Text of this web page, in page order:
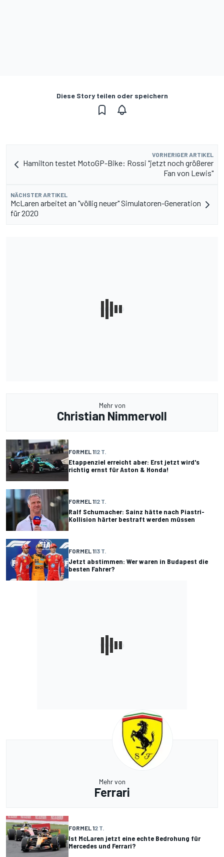
Diese Story teilen oder speichern
VORHERIGER ARTIKEL
Hamilton testet MotoGP-Bike: Rossi "jetzt noch größerer
Fan von Lewis"
NÄCHSTER ARTIKEL
McLaren arbeitet an "völlig neuer" Simulatoren-Generation
für 2020
Mehr von
Christian Nimmervoll
FORMEL 112 T.
Etappenziel erreicht aber: Erst jetzt wird's
richtig ernst für Aston & Honda!
FORMEL 112 T.
Ralf Schumacher: Sainz hätte nach Piastri-
Kollision härter bestraft werden müssen
FORMEL 113 T.
Jetzt abstimmen: Wer waren in Budapest die
besten Fahrer?
Mehr von
Ferrari
FORMEL 12 T.
Ist McLaren jetzt eine echte Bedrohung für
Mercedes und Ferrari?